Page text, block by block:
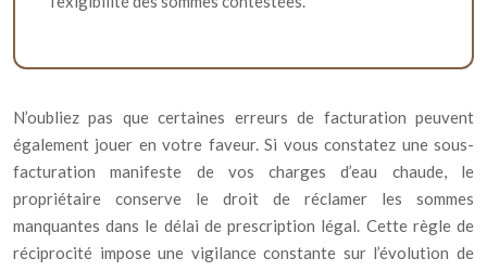
N’oubliez pas que certaines erreurs de facturation peuvent
également jouer en votre faveur. Si vous constatez une sous-
facturation manifeste de vos charges d’eau chaude, le
propriétaire conserve le droit de réclamer les sommes
manquantes dans le délai de prescription légal. Cette règle de
réciprocité impose une vigilance constante sur l’évolution de